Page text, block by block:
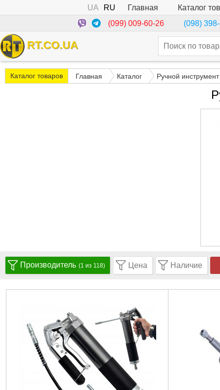
UA RU Главная Каталог
(099) 009-60-26
(098)
RT.CO.UA
Каталог товаров Главная Каталог Ручной инструмент
Производитель (1 из 118) Цена Наличие